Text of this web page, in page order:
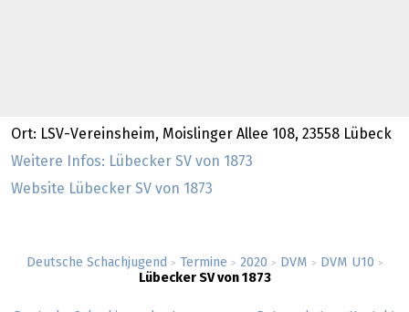
Deutsche Schachjugend > Termine > 2020 > DVM > DVM U10 >
Lübecker SV von 1873
Ort: LSV-Vereinsheim, Moislinger Allee 108, 23558 Lübeck
Weitere Infos: Lübecker SV von 1873
Website Lübecker SV von 1873